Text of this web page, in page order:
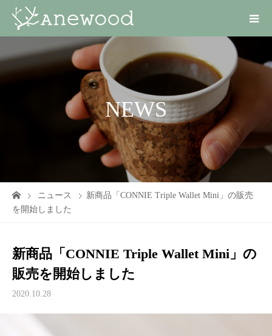
NEWS
ニュース
新商品「CONNIE Triple Wallet Mini」の販売
を開始しました
新商品「CONNIE Triple Wallet Mini」の
販売を開始しました
2020.10.28